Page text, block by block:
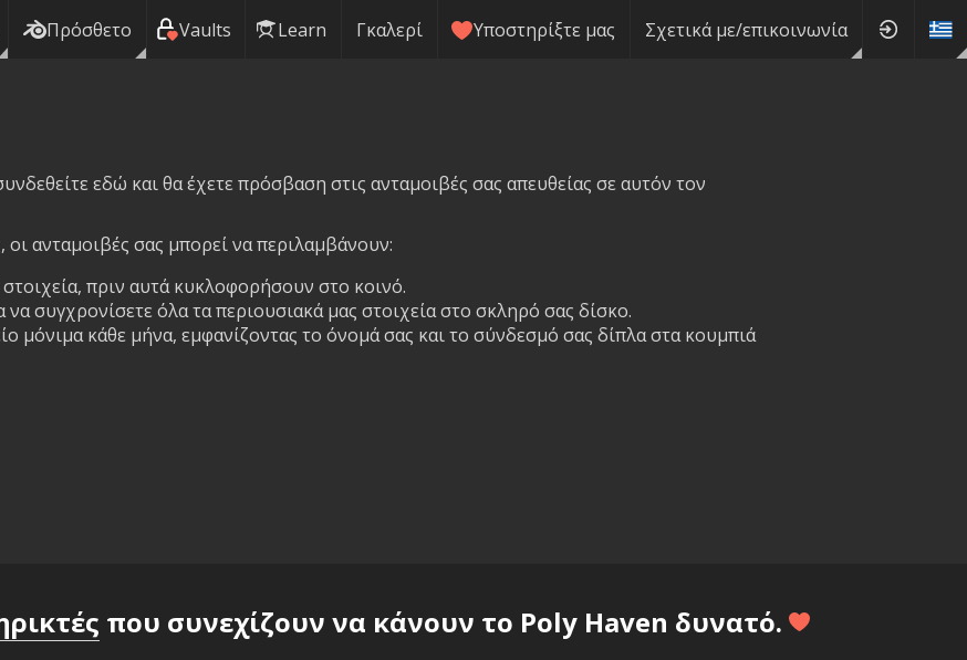
Πρόσθετο Vaults Learn Γκαλερί Υποστηρίξτε μας Σχετικά με/επικοινωνία
εδώ και θα έχετε πρόσβαση στις ανταμοιβές σας απευθείας σε αυτόν τον
ανταμοιβές σας μπορεί να περιλαμβάνουν:
πριν αυτά κυκλοφορήσουν στο κοινό.
συγχρονίσετε όλα τα περιουσιακά μας στοιχεία στο σκληρό σας δίσκο.
μόνιμα κάθε μήνα, εμφανίζοντας το όνομά σας και το σύνδεσμό σας δίπλα στα κουμπιά
που συνεχίζουν να κάνουν το Poly Haven δυνατό.